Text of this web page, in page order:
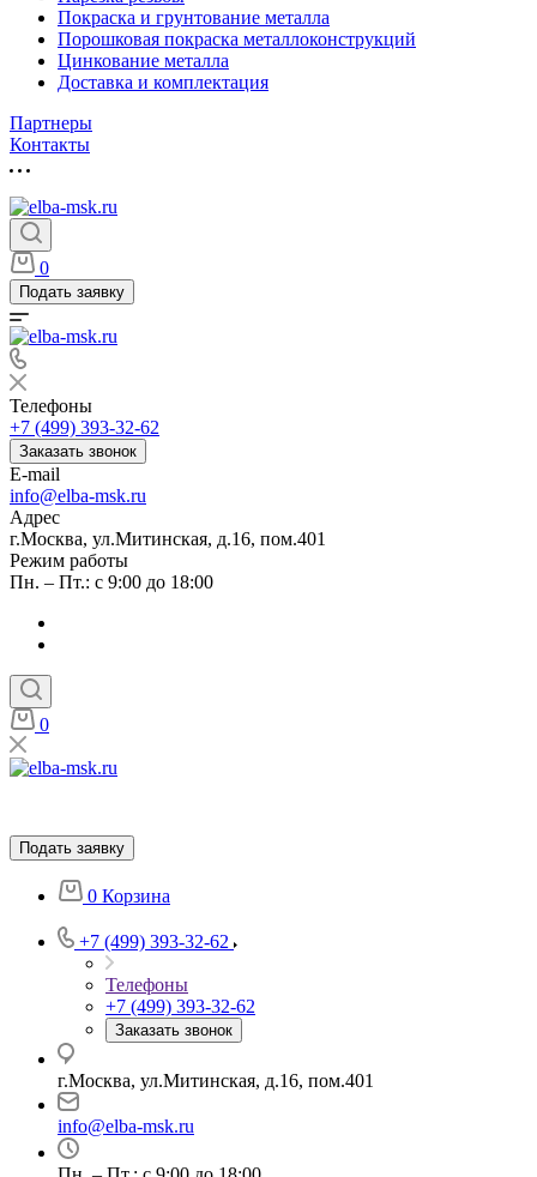
Покраска и грунтование металла
Порошковая покраска металлоконструкций
Цинкование металла
Доставка и комплектация
Партнеры
Контакты
0
Подать заявку
Телефоны
+7 (499) 393-32-62
Заказать звонок
E-mail
info@elba-msk.ru
Адрес
г.Москва, ул.Митинская, д.16, пом.401
Режим работы
Пн. – Пт.: с 9:00 до 18:00
0
Подать заявку
0 Корзина
+7 (499) 393-32-62
Телефоны
+7 (499) 393-32-62
Заказать звонок
г.Москва, ул.Митинская, д.16, пом.401
info@elba-msk.ru